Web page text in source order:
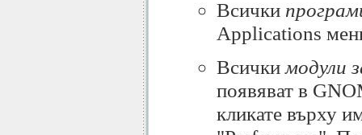
Всички
Applications
Всичкимодули
появяват в
кликате върху